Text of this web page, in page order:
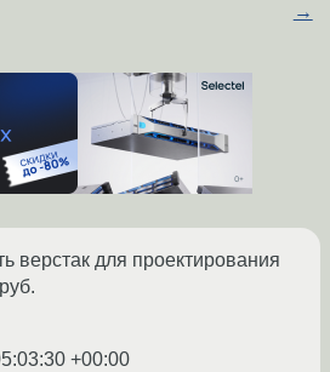
→
верстак для проектирования
+00:00